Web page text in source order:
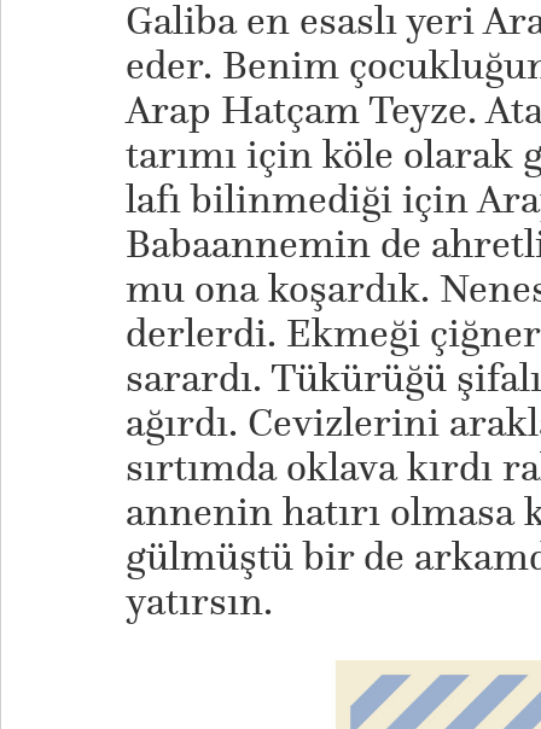
Galiba en esaslı yeri
eder. Benim
Arap Hatçam Teyze.
tarımı için köle olarak
lafı bilinmediği için
Babaannemin de
mu ona koşardık.
derlerdi. Ekmeği
sarardı. Tükürüğü
ağırdı. Cevizlerini
sırtımda oklava kırdı
annenin hatırı olmasa
gülmüştü bir de
yatırsın.